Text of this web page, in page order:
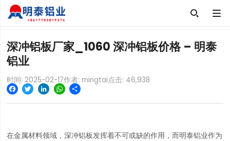

深冲铝板厂家_1060 深冲铝板价格 – 明泰
铝业
时间: 2025-02-17作者: mingtai点击: 46,938
Facebook
TwitterLinkedInWhatsApp
Share
在金属材料领域，深冲铝板发挥着不可或缺的作用，而明泰铝业作为